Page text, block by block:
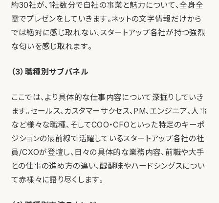
約30社が、1社数分で自社の事業と魅力について、全身全
霊でプレゼンをしていきます。ネットの文字情報だけから
では絶対に感じ取れない、スタートアップ各社が持つ強烈
な匂いを感じ取れます。
（3）職種別サブパネル
ここでは、より具体的な仕事内容について深掘りしていき
ます。セールス、カスタマーサクセス、PM、エンジニア、人事
など様々な職種、そしてCOO・CFOといった特定のキーポ
ジションの最前線で活躍しているスタートアップ各社の社
員/CXOが登壇し、日々の具体的な業務内容、前職や大手
との仕事の進め方の違い、醍醐味やハードシングスについ
て赤裸々に語り尽くします。